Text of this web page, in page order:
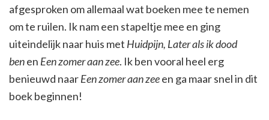
afgesproken om allemaal wat boeken mee te nemen
om te ruilen. Ik nam een stapeltje mee en ging
uiteindelijk naar huis met Huidpijn, Later als ik dood
benen Een zomer aan zee. Ik ben vooral heel erg
benieuwd naarEen zomer aan zeeen ga maar snel in dit
boek beginnen!